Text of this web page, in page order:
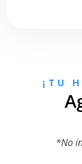
¡TU
*No